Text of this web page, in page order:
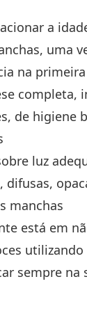
a
uma
na
completa,
de higiene
luz
difusas,
manchas
está em
sempre na